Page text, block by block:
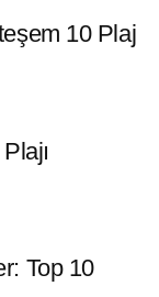
10 Plaj
Top 10